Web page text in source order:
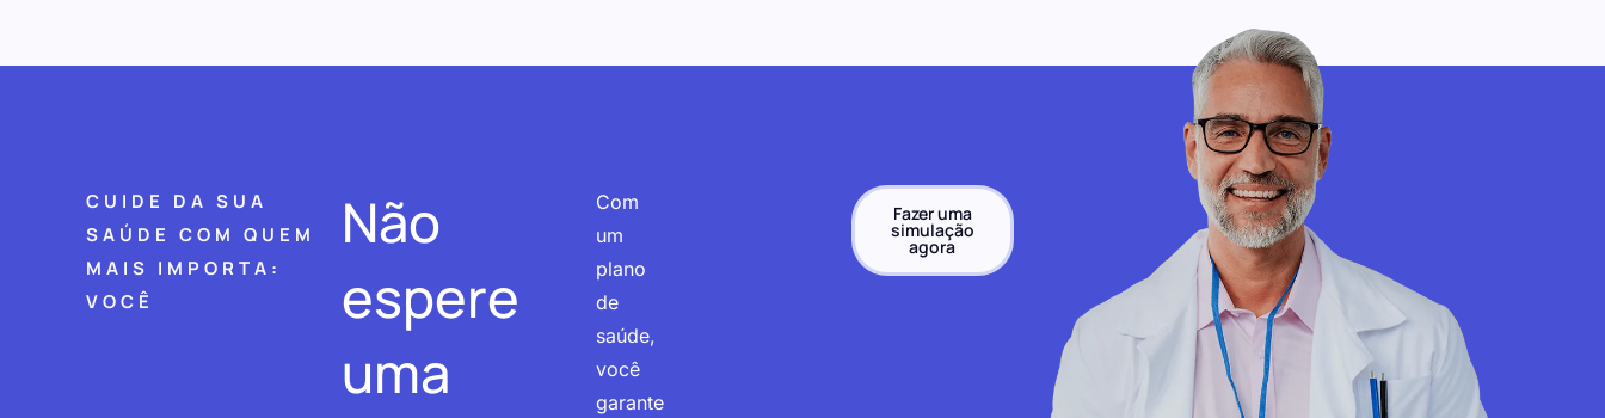
CUIDE DA SUA
SAÚDE COM QUEM
MAIS IMPORTA:
VOCÊ
Não
espere
uma
Com
um
plano
de
saúde,
você
garante
Fazer uma
simulação
agora